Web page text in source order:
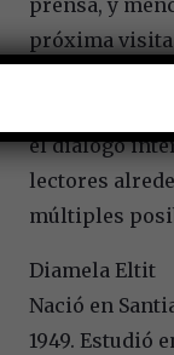
próxima visita
el diálogo
lectores
múltiples
Diamela Eltit
Nació en
1949. Estudió